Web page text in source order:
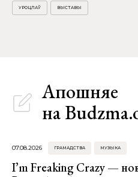
УРОЦЛАЎ ВЫСТАВЫ
Апошняе
на
07.08.2026 ГРАМАДСТВА МУЗЫКА
I’m Freaking Crazy —